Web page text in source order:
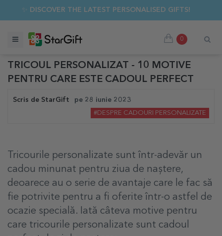
✨ DISCOVER THE LATEST PERSONALISED GIFTS!
0
TRICOUL PERSONALIZAT - 10 MOTIVE
PENTRU CARE ESTE CADOUL PERFECT
Scris de StarGift pe 28 iunie 2023
#DESPRE CADOURI PERSONALIZATE
Tricourile personalizate sunt într-adevăr un
cadou minunat pentru ziua de naștere,
deoarece au o serie de avantaje care le fac să
fie potrivite pentru a fi oferite într-o astfel de
ocazie specială. Iată câteva motive pentru
care tricourile personalizate sunt cadoul